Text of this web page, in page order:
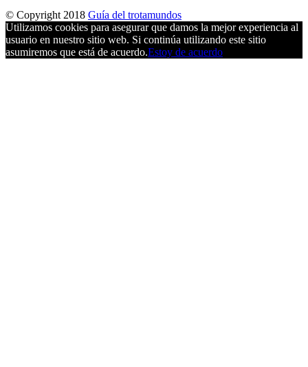
© Copyright 2018 Guía del trotamundos
Utilizamos cookies para asegurar que damos la mejor experiencia al
usuario en nuestro sitio web. Si continúa utilizando este sitio
asumiremos que está de acuerdo.Estoy de acuerdo